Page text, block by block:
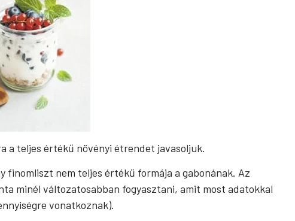
a teljes értékű növényi étrendet javasoljuk.
finomliszt nem teljes értékű formája a gabonának. Az
minél változatosabban fogyasztani, amit most adatokkal
vonatkoznak).